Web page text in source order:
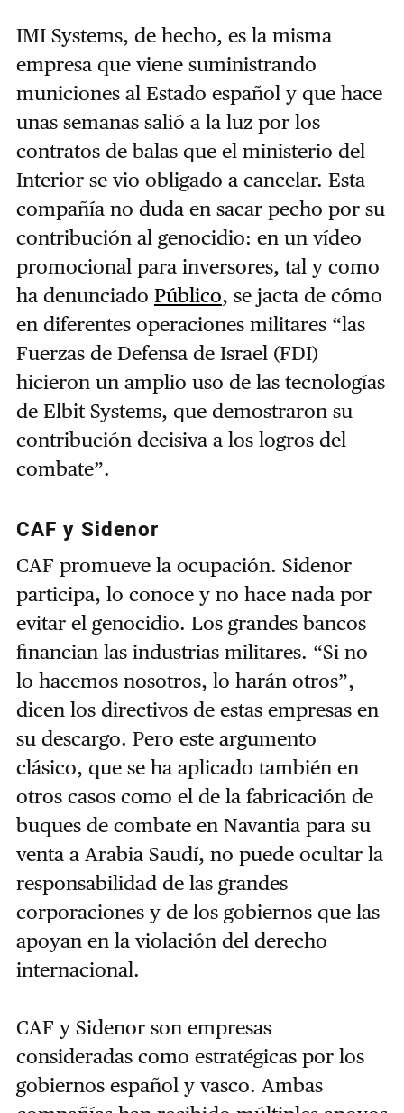
IMI Systems, de hecho, es la misma
empresa que viene suministrando
municiones al Estado español y que hace
unas semanas salió a la luz por los
contratos de balas que el ministerio del
Interior se vio obligado a cancelar. Esta
compañía no duda en sacar pecho por su
contribución al genocidio: en un vídeo
promocional para inversores, tal y como
ha denunciado Público, se jacta de cómo
en diferentes operaciones militares “las
Fuerzas de Defensa de Israel (FDI)
hicieron un amplio uso de las tecnologías
de Elbit Systems, que demostraron su
contribución decisiva a los logros del
combate”.
CAF y Sidenor
CAF promueve la ocupación. Sidenor
participa, lo conoce y no hace nada por
evitar el genocidio. Los grandes bancos
financian las industrias militares. “Si no
lo hacemos nosotros, lo harán otros”,
dicen los directivos de estas empresas en
su descargo. Pero este argumento
clásico, que se ha aplicado también en
otros casos como el de la fabricación de
buques de combate en Navantia para su
venta a Arabia Saudí, no puede ocultar la
responsabilidad de las grandes
corporaciones y de los gobiernos que las
apoyan en la violación del derecho
internacional.
CAF y Sidenor son empresas
consideradas como estratégicas por los
gobiernos español y vasco. Ambas